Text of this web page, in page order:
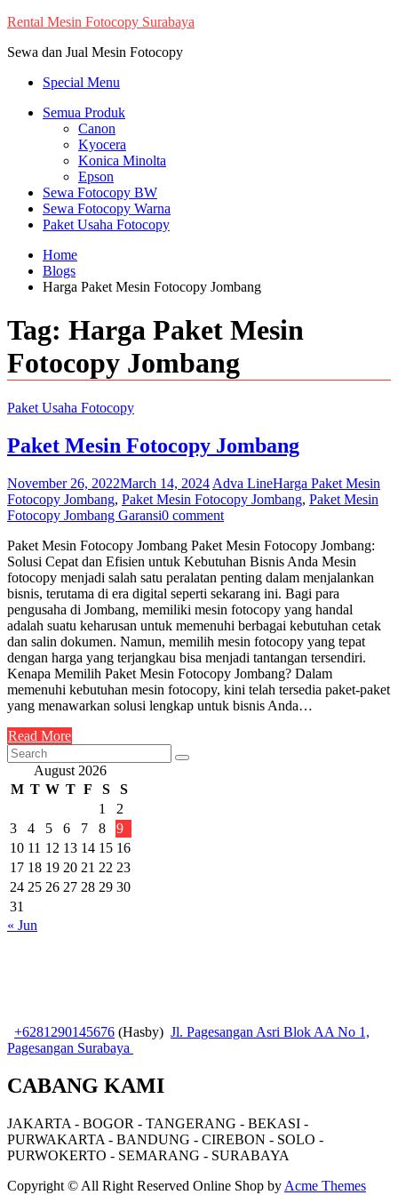
Skip
content
Rental Mesin Fotocopy Surabaya
Sewa dan Jual Mesin Fotocopy
Special Menu
Semua Produk
Canon
Kyocera
Konica Minolta
Epson
Sewa Fotocopy BW
Sewa Fotocopy Warna
Paket Usaha Fotocopy
Home
Blogs
Harga Paket Mesin Fotocopy Jombang
Tag: Harga Paket Mesin
Fotocopy Jombang
Paket Usaha Fotocopy
Paket Mesin Fotocopy Jombang
November 26, 2022March 14, 2024 Adva LineHarga Paket Mesin
Fotocopy Jombang, Paket Mesin Fotocopy Jombang, Paket Mesin
Fotocopy Jombang Garansi0 comment
Paket Mesin Fotocopy Jombang Paket Mesin Fotocopy Jombang:
Solusi Cepat dan Efisien untuk Kebutuhan Bisnis Anda Mesin
fotocopy menjadi salah satu peralatan penting dalam menjalankan
bisnis, terutama di era digital seperti sekarang ini. Bagi para
pengusaha di Jombang, memiliki mesin fotocopy yang handal
adalah suatu keharusan untuk memenuhi berbagai kebutuhan cetak
dan salin dokumen. Namun, memilih mesin fotocopy yang tepat
dengan harga yang terjangkau bisa menjadi tantangan tersendiri.
Kenapa Memilih Paket Mesin Fotocopy Jombang? Dalam
memenuhi kebutuhan mesin fotocopy, kini telah tersedia paket-paket
yang menawarkan solusi lengkap untuk bisnis Anda…
Read More
August 2026
M T W T F S
S
1
2
3
4 5 6 7 8
9
10 11 12 13 14 15 16
17 18 19 20 21 22 23
24 25 26 27 28 29 30
31
« Jun
+6281290145676 (Hasby) Jl. Pagesangan Asri Blok AA No 1,
Pagesangan Surabaya
CABANG KAMI
JAKARTA - BOGOR - TANGERANG - BEKASI -
PURWAKARTA - BANDUNG - CIREBON - SOLO -
PURWOKERTO - SEMARANG - SURABAYA
Copyright © All Right Reserved Online Shop by Acme Themes